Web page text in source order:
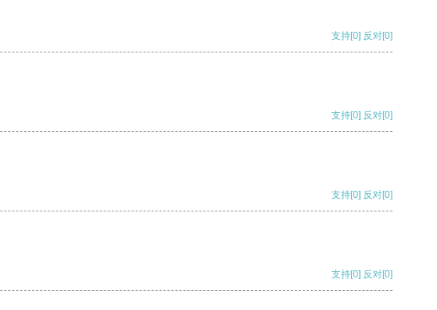
支持[0] 反对[0]
支持[0] 反对[0]
支持[0] 反对[0]
支持[0] 反对[0]